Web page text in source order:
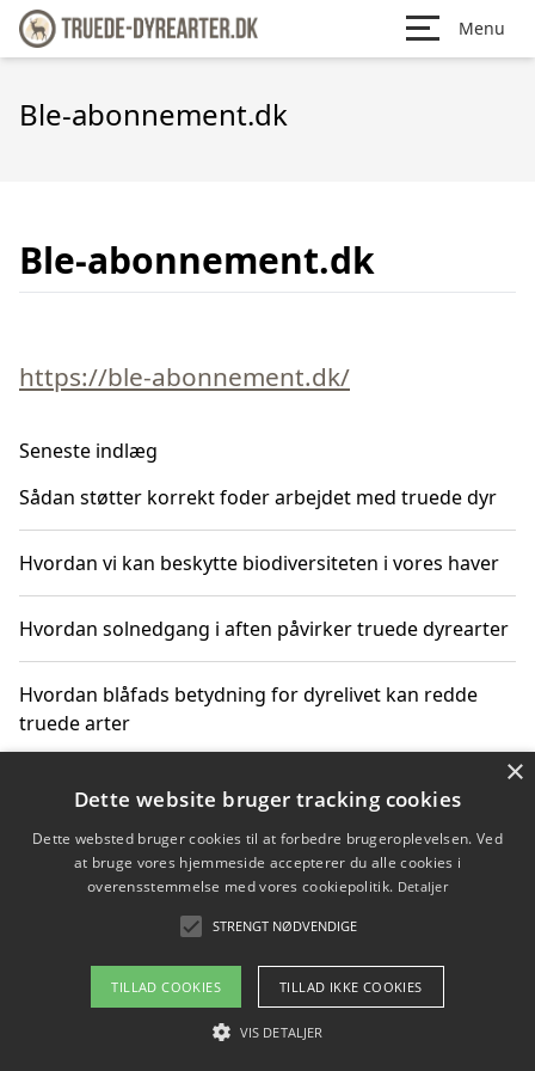
Menu
Ble-abonnement.dk
Ble-abonnement.dk
https://ble-abonnement.dk/
Seneste indlæg
Sådan støtter korrekt foder arbejdet med truede dyr
Hvordan vi kan beskytte biodiversiteten i vores haver
Hvordan solnedgang i aften påvirker truede dyrearter
Hvordan blåfads betydning for dyrelivet kan redde
truede arter
Hvordan kan gaver til unge voksne støtte bevarelsen
Copyright 2026 - Pilanto Aps
Om / kontakt
Blog Betingelser
×
Dette website bruger tracking cookies
Dette websted bruger cookies til at forbedre brugeroplevelsen. Ved
at bruge vores hjemmeside accepterer du alle cookies i
overensstemmelse med vores cookiepolitik. Detaljer
STRENGT NØDVENDIGE
TILLAD COOKIES TILLAD IKKE COOKIES
VIS DETALJER